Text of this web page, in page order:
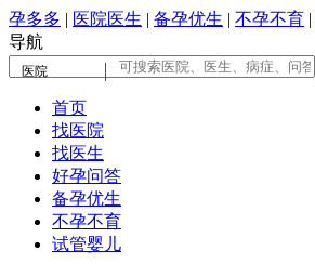
孕多多 | 医院医生 | 备孕优生 | 不孕不育 |
导航
医院
首页
找医院
找医生
好孕问答
备孕优生
不孕不育
试管婴儿